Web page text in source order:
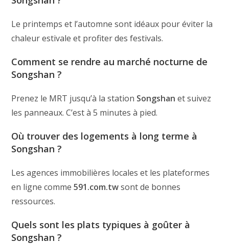
Le printemps et l’automne sont idéaux pour éviter la
chaleur estivale et profiter des festivals.
Comment se rendre au marché nocturne de
Songshan ?
Prenez le MRT jusqu’à la station Songshan et suivez
les panneaux. C’est à 5 minutes à pied.
Où trouver des logements à long terme à
Songshan ?
Les agences immobilières locales et les plateformes
en ligne comme591.com.twsont de bonnes
ressources.
Quels sont les plats typiques à goûter à
Songshan ?